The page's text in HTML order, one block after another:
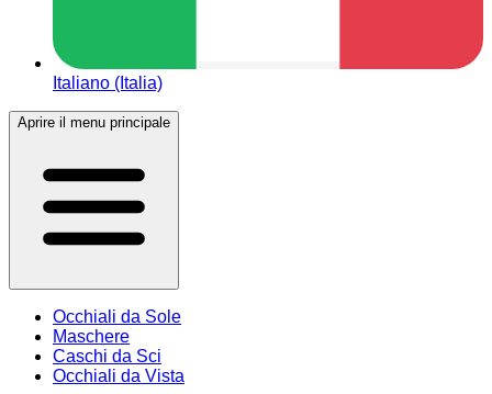
Italiano (Italia)
Aprire il menu principale
Occhiali da Sole
Maschere
Caschi da Sci
Occhiali da Vista